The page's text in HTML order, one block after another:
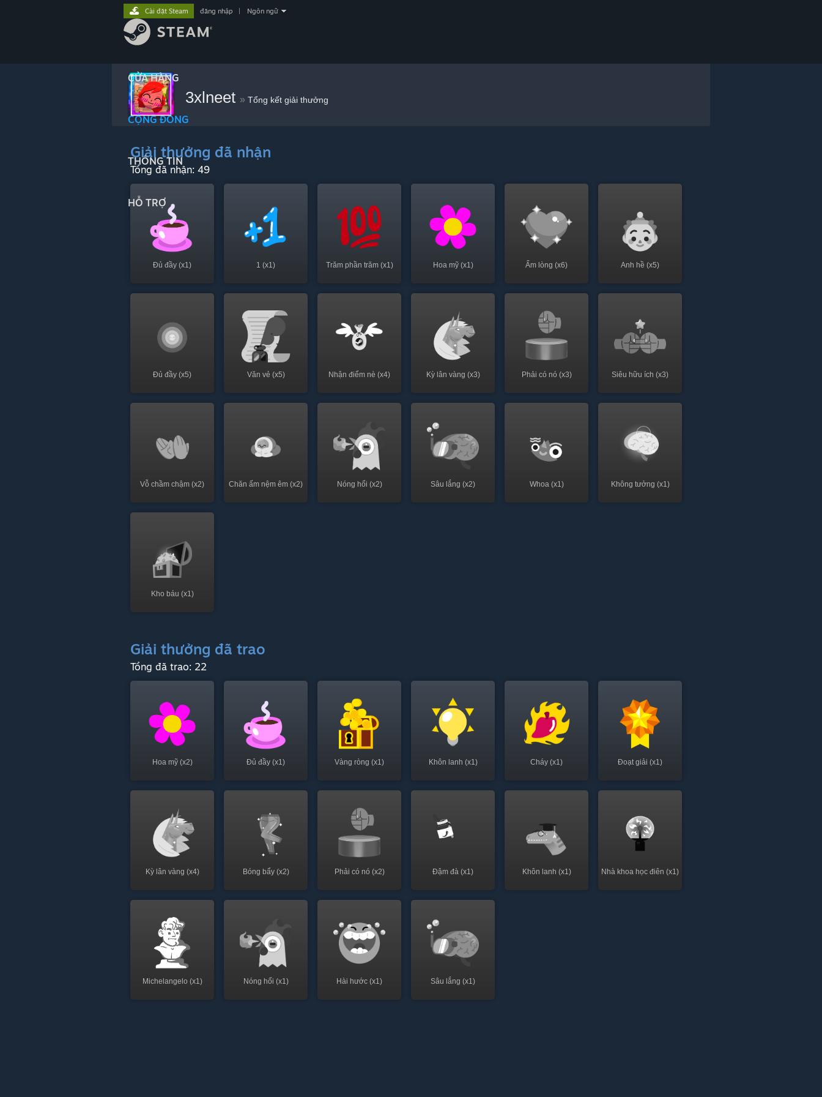
CỬA HÀNG
CỘNG ĐỒNG
THÔNG TIN
HỖ TRỢ
Cài đặt Steam đăng nhập Ngôn ngữ
3xlneet » Tổng kết giải thưởng
Giải thưởng đã nhận
Tổng đã nhận: 49
Đủ đầy (x1) 1 (x1) Trăm phần trăm (x1) Hoa mỹ (x1) Ấm lòng (x6) Anh hề (x5)
Đủ đầy (x5) Văn vẻ (x5) Nhận điểm nè (x4) Kỳ lân vàng (x3) Phải có nó (x3) Siêu hữu ích (x3)
Vỗ chầm chậm (x2) Chăn ấm nệm êm (x2) Nóng hổi (x2) Sâu lắng (x2) Whoa (x1) Không tưởng (x1)
Kho báu (x1)
Giải thưởng đã trao
Tổng đã trao: 22
Hoa mỹ (x2) Đủ đầy (x1) Vàng ròng (x1) Khôn lanh (x1) Cháy (x1) Đoạt giải (x1)
Kỳ lân vàng (x4) Bóng bẩy (x2) Phải có nó (x2) Đậm đà (x1) Khôn lanh (x1) Nhà khoa học điên (x1)
Michelangelo (x1) Nóng hổi (x1) Hài hước (x1) Sâu lắng (x1)